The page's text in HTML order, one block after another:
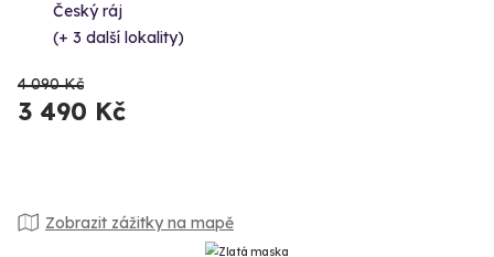
Český ráj
(+ 3 další lokality)
4 090 Kč
3 490 Kč
Zobrazit zážitky na mapě